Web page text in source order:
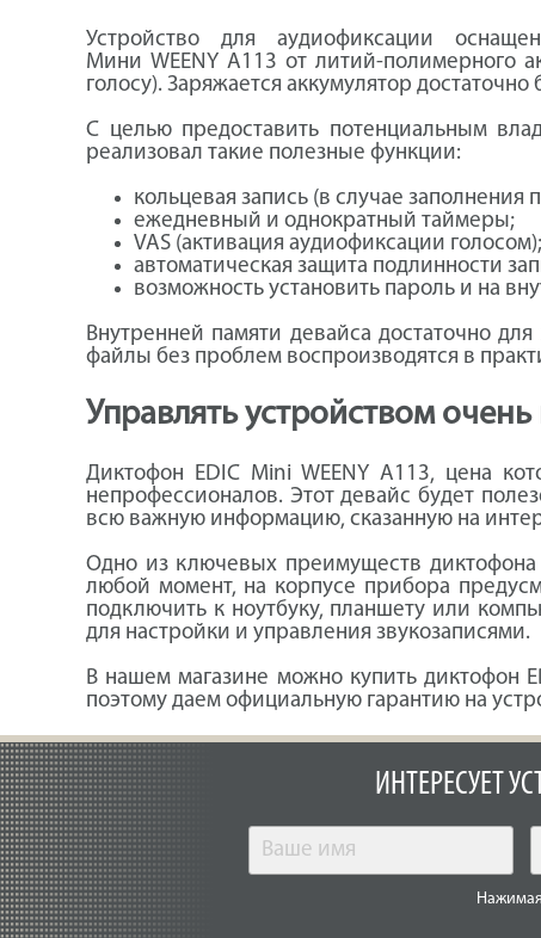
Устройство для аудиофиксации
Мини WEENY A113 от литий-полимерного
голосу). Заряжается аккумулятор
С целью предоставить потенциальным
реализовал такие полезные функции:
кольцевая запись (в случае
ежедневный и однократный таймеры;
VAS (активация аудиофиксации голосом);
автоматическая защита подлинности
возможность установить пароль и на
Внутренней памяти девайса достаточно
файлы без проблем воспроизводятся в
Управлять устройством очень
Диктофон EDIC Mini WEENY A113, цена
непрофессионалов. Этот девайс будет
всю важную информацию, сказанную на
Одно из ключевых преимуществ
любой момент, на корпусе прибора
подключить к ноутбуку, планшету или
для настройки и управления звукозаписями.
В нашем магазине можно купить диктофон
поэтому даем официальную гарантию на
ИНТЕРЕСУЕТ